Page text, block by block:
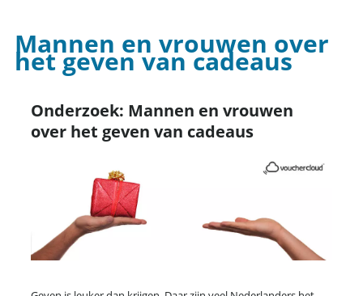
Mannen en vrouwen over
het geven van cadeaus
Onderzoek: Mannen en vrouwen
over het geven van cadeaus